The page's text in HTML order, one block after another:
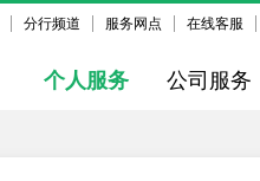
分行频道 服务网点 在线客服
个人服务 公司服务